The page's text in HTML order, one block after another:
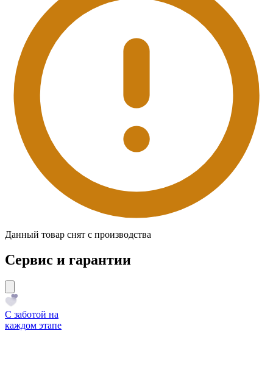
Данный товар снят с производства
Сервис и гарантии
С заботой на
каждом этапе